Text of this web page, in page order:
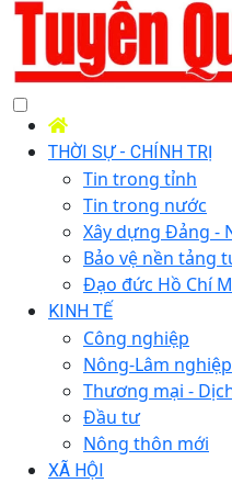
THỜI SỰ - CHÍNH TRỊ
Tin trong tỉnh
Tin trong nước
Xây dựng Đảng -
Bảo vệ nền tảng
Đạo đức Hồ Chí
KINH TẾ
Công nghiệp
Nông-Lâm nghiệp
Thương mại -
Đầu tư
Nông thôn mới
XÃ HỘI